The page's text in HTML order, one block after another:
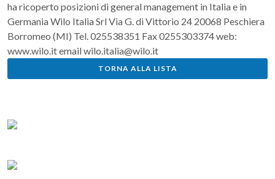
ha ricoperto posizioni di general management in Italia e in
Germania Wilo Italia Srl Via G. di Vittorio 24 20068 Peschiera
Borromeo (MI) Tel. 025538351 Fax 0255303374 web:
www.wilo.it email wilo.italia@wilo.it
TORNA ALLA LISTA